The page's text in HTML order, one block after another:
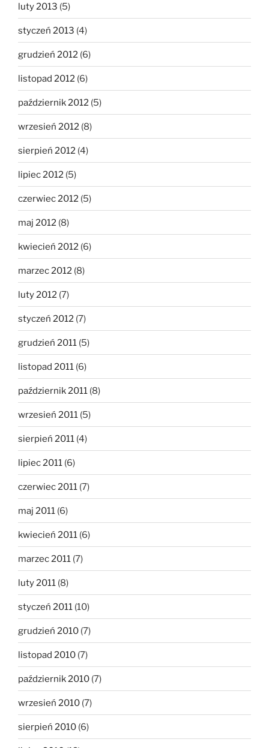
luty 2013 (5)
styczeń 2013 (4)
grudzień 2012 (6)
listopad 2012 (6)
październik 2012 (5)
wrzesień 2012 (8)
sierpień 2012 (4)
lipiec 2012 (5)
czerwiec 2012 (5)
maj 2012 (8)
kwiecień 2012 (6)
marzec 2012 (8)
luty 2012 (7)
styczeń 2012 (7)
grudzień 2011 (5)
listopad 2011 (6)
październik 2011 (8)
wrzesień 2011 (5)
sierpień 2011 (4)
lipiec 2011 (6)
czerwiec 2011 (7)
maj 2011 (6)
kwiecień 2011 (6)
marzec 2011 (7)
luty 2011 (8)
styczeń 2011 (10)
grudzień 2010 (7)
listopad 2010 (7)
październik 2010 (7)
wrzesień 2010 (7)
sierpień 2010 (6)